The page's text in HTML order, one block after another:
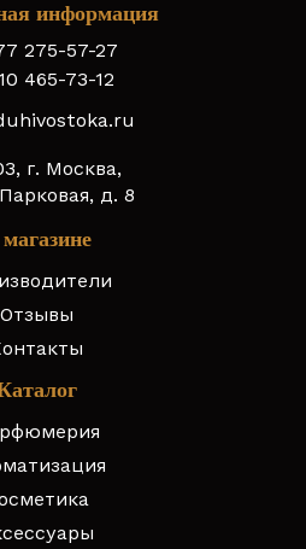
информация
275-57-27
465-73-12
г. Москва,
д. 8
Отзывы